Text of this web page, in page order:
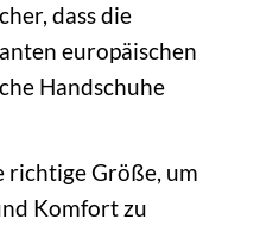
dass die
europäischen
Handschuhe
richtige Größe, um
Komfort zu